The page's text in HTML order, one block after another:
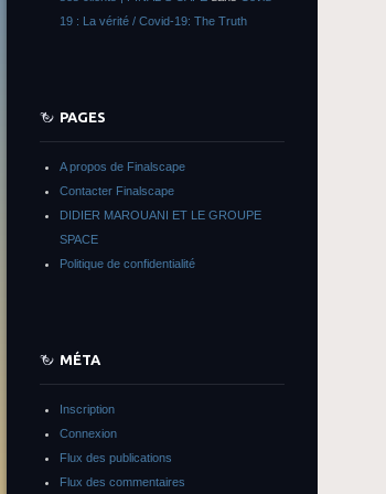
19 : La vérité / Covid-19: The Truth
PAGES
A propos de Finalscape
Contacter Finalscape
DIDIER MAROUANI ET LE GROUPE
SPACE
Politique de confidentialité
MÉTA
Inscription
Connexion
Flux des publications
Flux des commentaires